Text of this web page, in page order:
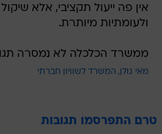
אין פה ייעול תקציבי, אלא
ולעומתיות מיותרת.
ממשרד הכלכלה לא נמסרה
מאי גולן המשרד לשוויון חברתי
טרם התפרסמו תגובות